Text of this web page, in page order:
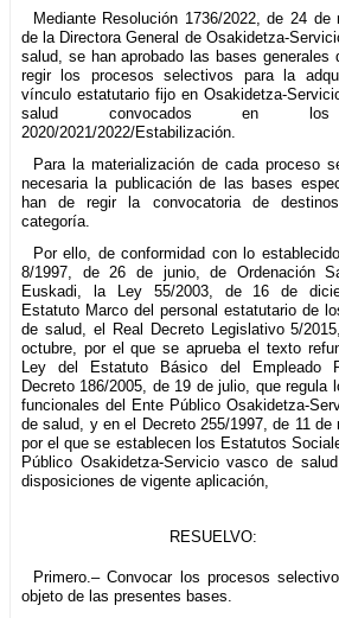
Mediante Resolución 1736/2022, de 24 de
de la Directora General de Osakidetza-
salud, se han aprobado las bases generales
regir los procesos selectivos para la
vínculo estatutario fijo en Osakidetza-
salud convocados en
2020/2021/2022/Estabilización.
Para la materialización de cada proceso
necesaria la publicación de las bases
han de regir la convocatoria de
categoría.
Por ello, de conformidad con lo
8/1997, de 26 de junio, de Ordenación
Euskadi, la Ley 55/2003, de 16 de
Estatuto Marco del personal estatutario de
de salud, el Real Decreto Legislativo 5/
octubre, por el que se aprueba el texto
Ley del Estatuto Básico del Empleado
Decreto 186/2005, de 19 de julio, que regula
funcionales del Ente Público Osakidetza-
de salud, y en el Decreto 255/1997, de 11 de
por el que se establecen los Estatutos
Público Osakidetza-Servicio vasco de
disposiciones de vigente aplicación,
RESUELVO:
Primero.– Convocar los procesos
objeto de las presentes bases.